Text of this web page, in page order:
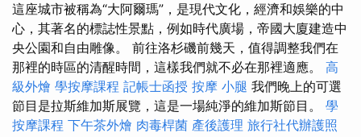
這座城市被稱為“大阿爾瑪”，是現代文化，經濟和娛樂的中
心，其著名的標誌性景點，例如時代廣場，帝國大廈建造中
央公園和自由雕像。 前往洛杉磯前幾天，值得調整我們在
那裡的時區的清醒時間，這樣我們就不必在那裡適應。 高
級外燴 學按摩課程 記帳士函授 按摩 小腿 我們晚上的可選
節目是拉斯維加斯展覽，這是一場純淨的維加斯節目。 學
按摩課程 下午茶外燴 肉毒桿菌 產後護理 旅行社代辦護照